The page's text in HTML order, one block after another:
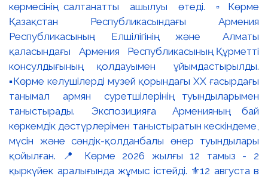
көрмесінің салтанатты ашылуы өтеді. ▫️Көрме
Қазақстан Республикасындағы Армения
Республикасының Елшілігінің және Алматы
қаласындағы Армения Республикасының Құрметті
консулдығының қолдауымен ұйымдастырылды.
▪️Көрме келушілерді музей қорындағы ХХ ғасырдағы
танымал армян суретшілерінің туындыларымен
таныстырады. Экспозицияға Арменияның бай
көркемдік дәстүрлерімен таныстыратын кескіндеме,
мүсін және сәндік-қолданбалы өнер туындылары
қойылған. 📍 Көрме 2026 жылғы 12 тамыз - 2
қыркүйек аралығында жұмыс істейді. ⚜️12 августа в